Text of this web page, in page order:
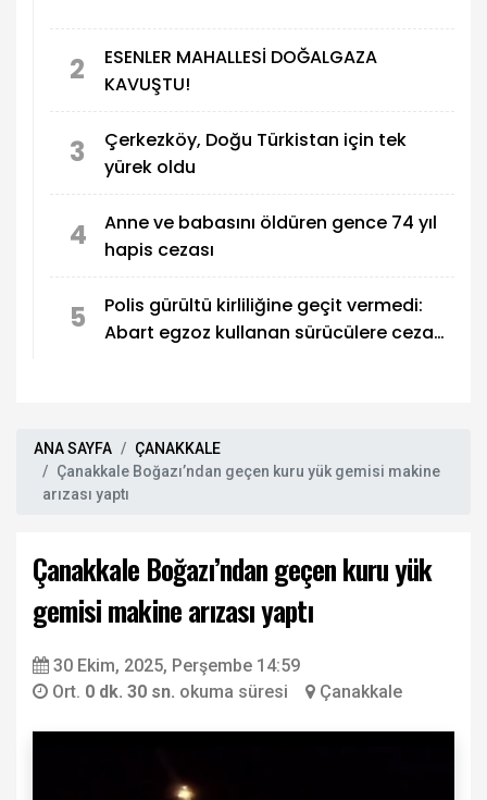
2
ESENLER MAHALLESİ DOĞALGAZA
KAVUŞTU!
3
Çerkezköy, Doğu Türkistan için tek
yürek oldu
4
Anne ve babasını öldüren gence 74 yıl
hapis cezası
5
Polis gürültü kirliliğine geçit vermedi:
Abart egzoz kullanan sürücülere ceza
ANA SAYFA
ÇANAKKALE
Çanakkale Boğazı’ndan geçen kuru yük gemisi makine
arızası yaptı
Çanakkale Boğazı’ndan geçen kuru yük
gemisi makine arızası yaptı
30 Ekim, 2025, Perşembe 14:59
Ort. 0 dk. 30 sn. okuma süresi Çanakkale